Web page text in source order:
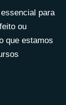
para
ou
que estamos